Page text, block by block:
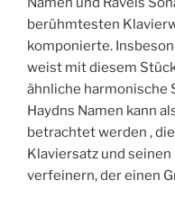
berühmtesten
komponierte.
weist mit diesem
ähnliche harmonische
Haydns Namen kann
betrachtet werden ,
Klaviersatz und
verfeinern, der einen